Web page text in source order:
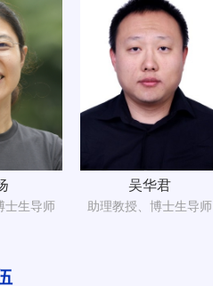
士生导师
吴华君
助理教授、博士生导师